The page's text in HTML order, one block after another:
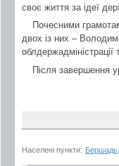
своє життя за ідеї
Почесними
двох із них –
облдержадміністрації
Після завершення
Населені пункти: Бершадь